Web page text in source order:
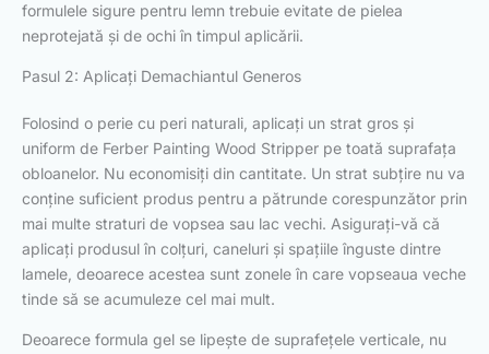
formulele sigure pentru lemn trebuie evitate de pielea
neprotejată și de ochi în timpul aplicării.
Pasul 2: Aplicați Demachiantul Generos
Folosind o perie cu peri naturali, aplicați un strat gros și
uniform de Ferber Painting Wood Stripper pe toată suprafața
obloanelor. Nu economisiți din cantitate. Un strat subțire nu va
conține suficient produs pentru a pătrunde corespunzător prin
mai multe straturi de vopsea sau lac vechi. Asigurați-vă că
aplicați produsul în colțuri, caneluri și spațiile înguste dintre
lamele, deoarece acestea sunt zonele în care vopseaua veche
tinde să se acumuleze cel mai mult.
Deoarece formula gel se lipește de suprafețele verticale, nu